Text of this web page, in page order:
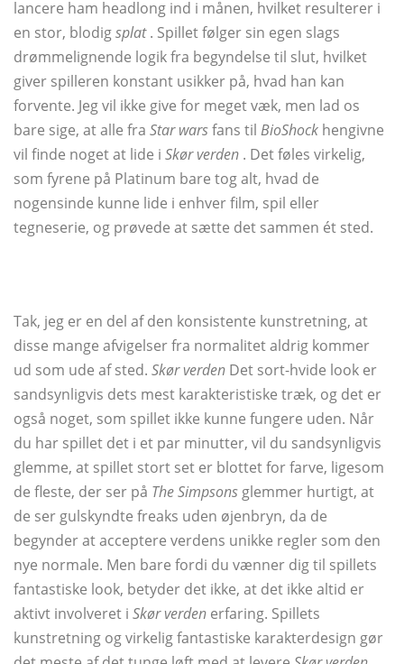
lancere ham headlong ind i månen, hvilket resulterer i
en stor, blodigsplat. Spillet følger sin egen slags
drømmelignende logik fra begyndelse til slut, hvilket
giver spilleren konstant usikker på, hvad han kan
forvente. Jeg vil ikke give for meget væk, men lad os
bare sige, at alle fra Star warsfans til BioShock hengivne
vil finde noget at lide i Skør verden . Det føles virkelig,
som fyrene på Platinum bare tog alt, hvad de
nogensinde kunne lide i enhver film, spil eller
tegneserie, og prøvede at sætte det sammen ét sted.
Tak, jeg er en del af den konsistente kunstretning, at
disse mange afvigelser fra normalitet aldrig kommer
ud som ude af sted. Skør verden Det sort-hvide look er
sandsynligvis dets mest karakteristiske træk, og det er
også noget, som spillet ikke kunne fungere uden. Når
du har spillet det i et par minutter, vil du sandsynligvis
glemme, at spillet stort set er blottet for farve, ligesom
de fleste, der ser på The Simpsons glemmer hurtigt, at
de ser gulskyndte freaks uden øjenbryn, da de
begynder at acceptere verdens unikke regler som den
nye normale. Men bare fordi du vænner dig til spillets
fantastiske look, betyder det ikke, at det ikke altid er
aktivt involveret i Skør verden erfaring. Spillets
kunstretning og virkelig fantastiske karakterdesign gør